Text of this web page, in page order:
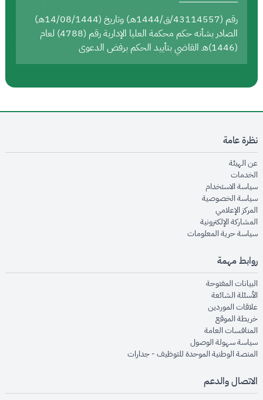
رقم (43114557/ق/1444هـ) وتاريخ (14/08/1444هـ)
الصادر بشأنه حكم محكمة العليا الإدارية رقم (4788) لعام
(1446)هـ القاضي بتأييد الحكم برفض الدعوى
نظرة عامة
عن الهيئةopens in new window
الخدماتopens in new window
سياسة الاستخدام
سياسة الخصوصيةopens in new window
المركز الإعلاميopens in new window
المشاركة الإلكترونيةopens in new window
سياسة حرية المعلوماتopens in new window
روابط مهمة
البيانات المفتوحةopens in new window
الأسئلة الشائعةopens in new window
علاقات الموردينopens in new window
خريطة الموقعopens in new window
المنافسات العامةopens in new window
سياسة سهولة الوصولopens in new window
المنصة الوطنية الموحدة للتوظيف - جداراتopens in new window
الاتصال والدعم